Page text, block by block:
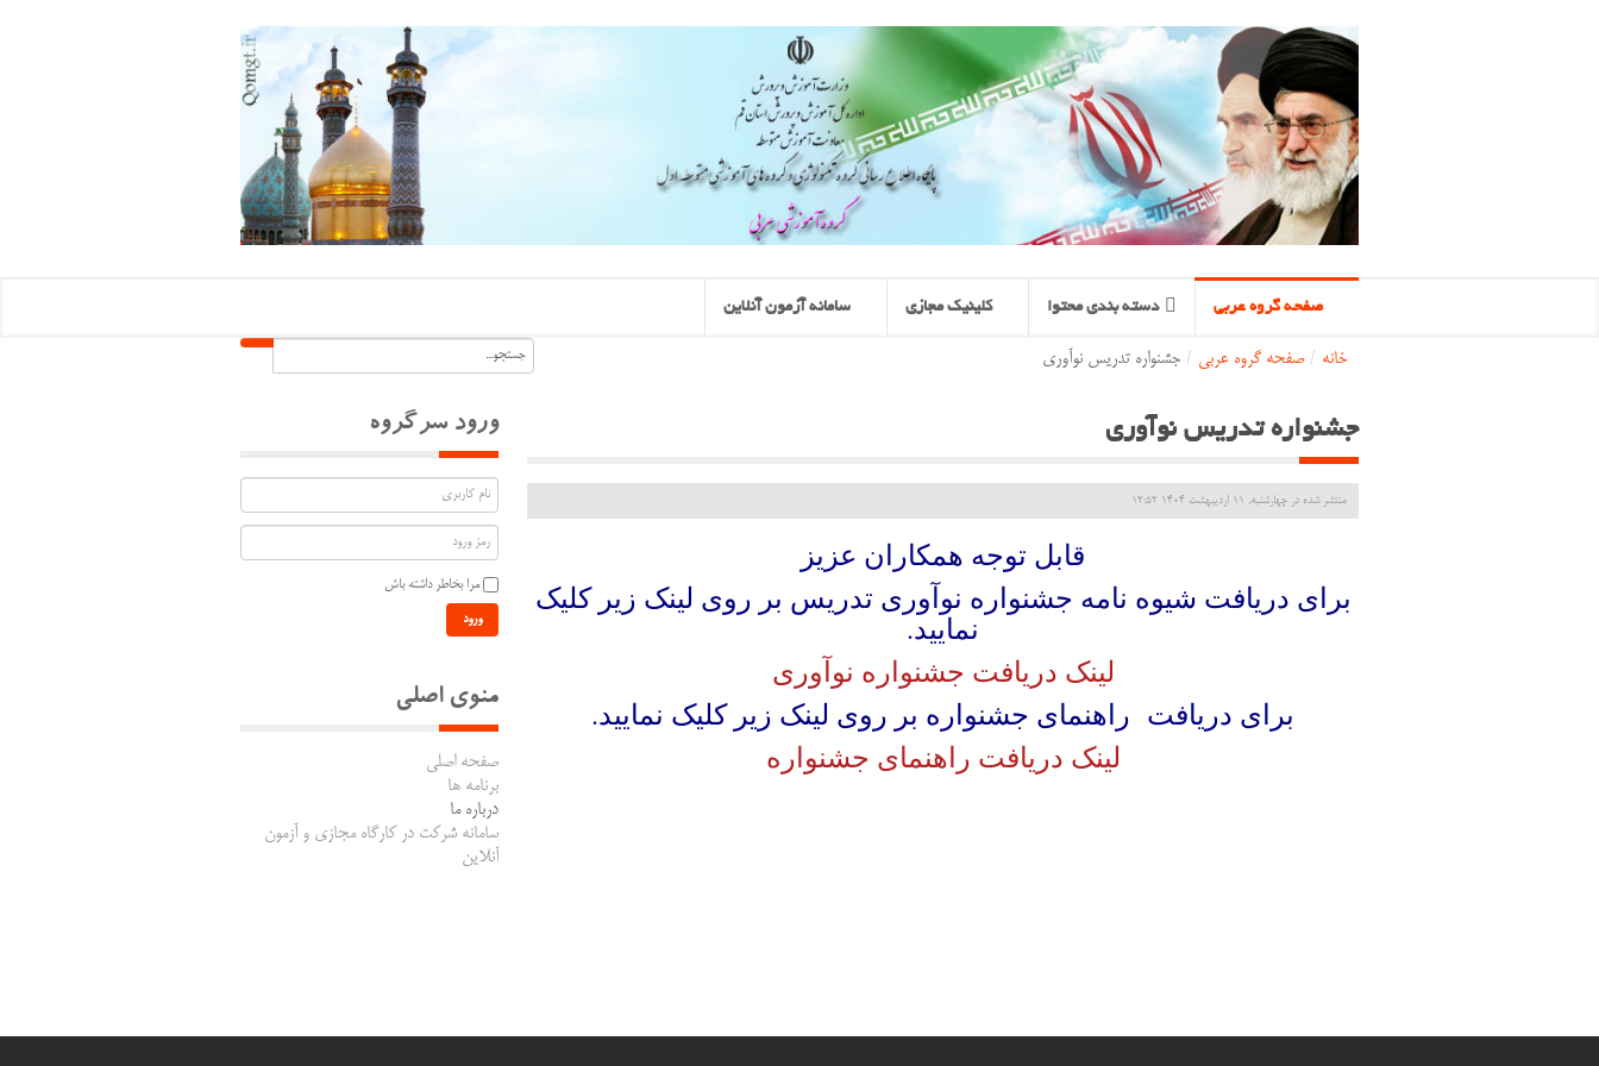
صفحه گروه عربی دسته بندی محتوا کلینیک مجازی سامانه آزمون آنلاین
خانه / صفحه گروه عربی / جشنواره تدریس نوآوری
جشنواره تدریس نوآوری
منتشر شده در چهارشنبه, 11 ارديبهشت 1404 12:52
قابل توجه همکاران عزیز
برای دریافت شیوه نامه جشنواره نوآوری تدریس بر روی لینک زیر کلیک
نمایید.
لینک دریافت جشنواره نوآوری
برای دریافت راهنمای جشنواره بر روی لینک زیر کلیک نمایید.
لینک دریافت راهنمای جشنواره
ورود سرگروه
مرا بخاطر داشته باش
ورود
منوی اصلی
صفحه اصلی
برنامه ها
درباره ما
سامانه شرکت در کارگاه مجازی و آزمون
آنلاین